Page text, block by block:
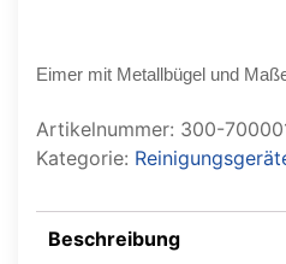
Eimer mit Metallbügel und
Artikelnummer: 300-
Kategorie:
Beschreibung